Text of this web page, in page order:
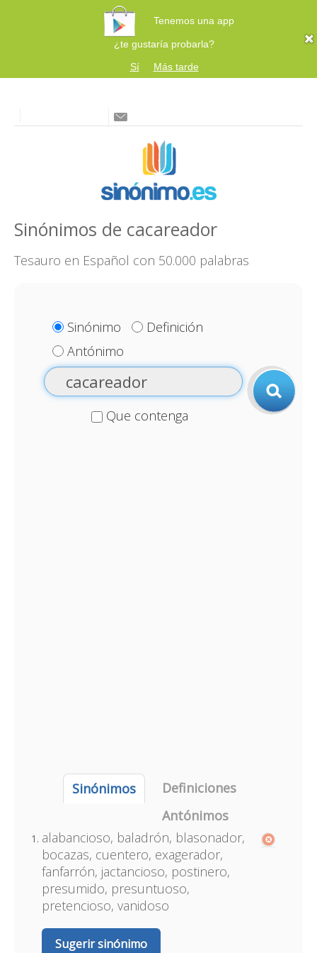
Tenemos una app
¿te gustaría probarla?
Sí
Más tarde
Sinónimos de cacareador
Tesauro en Español con 50.000 palabras
Sinónimo
Definición
Antónimo
Que contenga
Sinónimos
Definiciones
Antónimos
alabancioso, baladrón, blasonador,
bocazas, cuentero, exagerador,
fanfarrón, jactancioso, postinero,
presumido, presuntuoso,
pretencioso, vanidoso
Sugerir sinónimo